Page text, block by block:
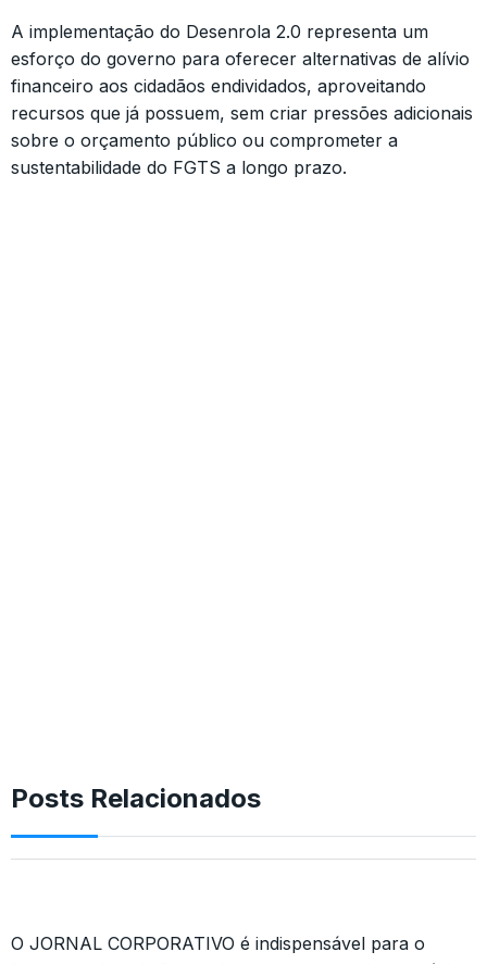
A implementação do Desenrola 2.0 representa um
esforço do governo para oferecer alternativas de alívio
financeiro aos cidadãos endividados, aproveitando
recursos que já possuem, sem criar pressões adicionais
sobre o orçamento público ou comprometer a
sustentabilidade do FGTS a longo prazo.
Posts Relacionados
O JORNAL CORPORATIVO é indispensável para o